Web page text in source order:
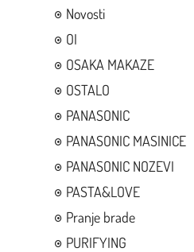
Novosti
OI
OSAKA MAKAZE
OSTALO
PANASONIC
PANASONIC MASINICE
PANASONIC NOZEVI
PASTA&LOVE
Pranje brade
PURIFYING